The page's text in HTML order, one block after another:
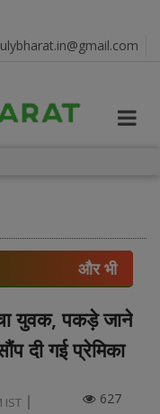
और भी
युवक, पकड़े जाने
दी गई प्रेमिका
IST 627